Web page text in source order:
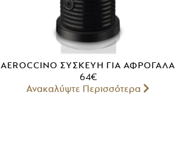
AEROCCINO ΣΥΣΚΕΥΉ ΓΙΑ ΑΦΡΌΓΑΛΑ
64€
Ανακαλύψτε Περισσότερα